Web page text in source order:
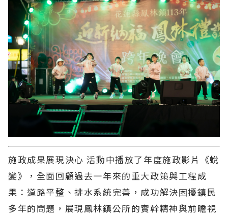
施政成果展現決心 活動中播放了年度施政影片《蛻
變》，全面回顧過去一年來的重大政策與工程成
果：道路平整、排水系統完善，成功解決困擾鎮民
多年的問題，展現鳳林鎮公所的實幹精神與前瞻視